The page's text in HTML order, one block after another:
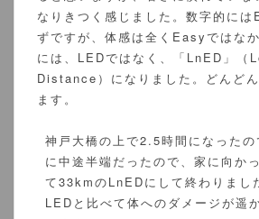
なりきつく感じました。数字的に
ずですが、体感は全くEasyではな
には、LEDではなく、「LnED」
Distance）になりました。どんど
ます。
神戸大橋の上で2.5時間になったの
に中途半端だったので、家に向か
て33kmのLnEDにして終わりまし
LEDと比べて体へのダメージが遥